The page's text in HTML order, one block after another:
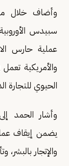
وأضاف خلال
سبيدس
عملية حارس
والأمريكية
الحيوي للتجارة
وأشار الحمد
يضمن إيقاف
والإتجار بالبشر،